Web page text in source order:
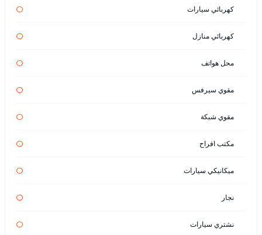
كهربائي سيارات
كهربائي منازل
محل هواتف
مقوي سيرفس
مقوي شبكة
مكتب افراح
ميكانيكي سيارات
نجار
نشتري سيارات